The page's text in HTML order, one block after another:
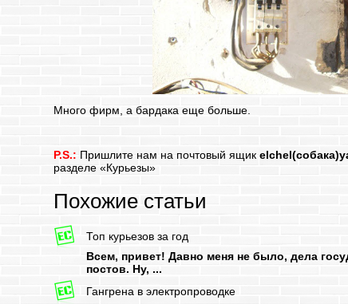
Много фирм, а бардака еще больше.
P.S.: Пришлите нам на почтовый ящик
разделе«Курьезы»
Похожие статьи
Топ курьезов за год
Всем, привет! Давно меня не было, дела
постов. Ну, ...
Гангрена в электропроводке